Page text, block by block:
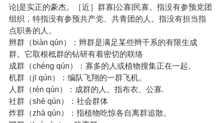
论|是实正的豪杰。［近］群寡|公寡|民寡。指没有参预党团
组织，特指没有参预共产党、共青团的人。指没有担当指
点职务的人。
辫群（biàn qún）：辫群是满足某些辫干系的有限生成
群。它取根柢群的钻研有着密切的联络
成群（chéng qún）：寡多的人或植物搜集正在一起。
机群（jī qún）：编队飞翔的一群飞机。
人群（rén qún）：成群的人。指布衣、公寡.
社群（shè qún）：社会群体
炸群（zhà qún）：指植物吃惊各自离群追散。